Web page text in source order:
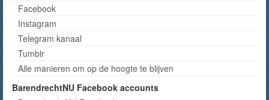
Facebook
Instagram
Telegram kanaal
Tumblr
Alle manieren om op de hoogte te blijven
BarendrechtNU Facebook accounts